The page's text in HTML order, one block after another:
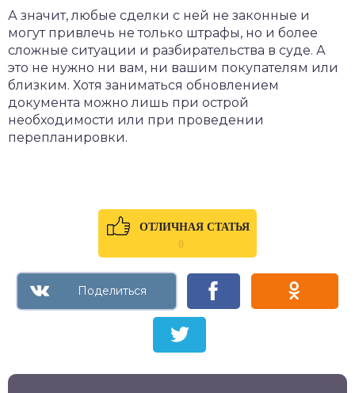
А значит, любые сделки с ней не законные и
могут привлечь не только штрафы, но и более
сложные ситуации и разбирательства в суде. А
это не нужно ни вам, ни вашим покупателям или
близким. Хотя заниматься обновлением
документа можно лишь при острой
необходимости или при проведении
перепланировки.
ОТЛИЧНАЯ СТАТЬЯ
0